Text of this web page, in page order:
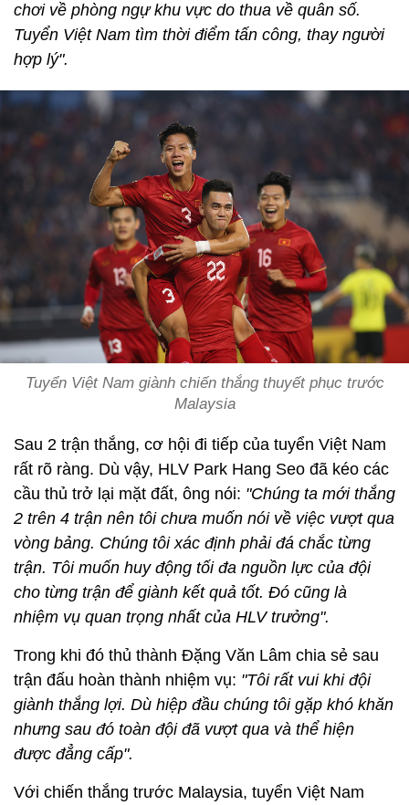
chơi về phòng ngự khu vực do thua về quân số.
Tuyển Việt Nam tìm thời điểm tấn công, thay người
hợp lý".
Tuyển Việt Nam giành chiến thắng thuyết phục trước
Malaysia
Sau 2 trận thắng, cơ hội đi tiếp của tuyển Việt Nam
rất rõ ràng. Dù vậy, HLV Park Hang Seo đã kéo các
cầu thủ trở lại mặt đất, ông nói: "Chúng ta mới thắng
2 trên 4 trận nên tôi chưa muốn nói về việc vượt qua
vòng bảng. Chúng tôi xác định phải đá chắc từng
trận. Tôi muốn huy động tối đa nguồn lực của đội
cho từng trận để giành kết quả tốt. Đó cũng là
nhiệm vụ quan trọng nhất của HLV trưởng".
Trong khi đó thủ thành Đặng Văn Lâm chia sẻ sau
trận đấu hoàn thành nhiệm vụ: "Tôi rất vui khi đội
giành thắng lợi. Dù hiệp đầu chúng tôi gặp khó khăn
nhưng sau đó toàn đội đã vượt qua và thể hiện
được đẳng cấp".
Với chiến thắng trước Malaysia, tuyển Việt Nam